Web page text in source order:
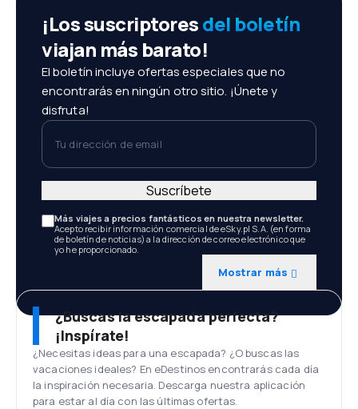
¡Los suscriptoresdel boletín
viajan más barato!
El boletín incluye ofertas especiales que no
encontrarás en ningún otro sitio. ¡Únete y
disfruta!
Tu dirección de email
Más viajes a precios fantásticos en nuestra newsletter.
Acepto recibir información comercial de eSky.pl S.A. (en forma
de boletín de noticias) a la dirección de correo electrónico que
yo he proporcionado.
Mostrar más
Suscríbete
¿Buscas la escapada perfecta?
¡Inspírate!
¿Necesitas ideas para una escapada? ¿O buscas las
vacaciones ideales? En eDestinos encontrarás cada día
la inspiración necesaria. Descarga nuestra aplicación
para estar al día con las últimas ofertas.